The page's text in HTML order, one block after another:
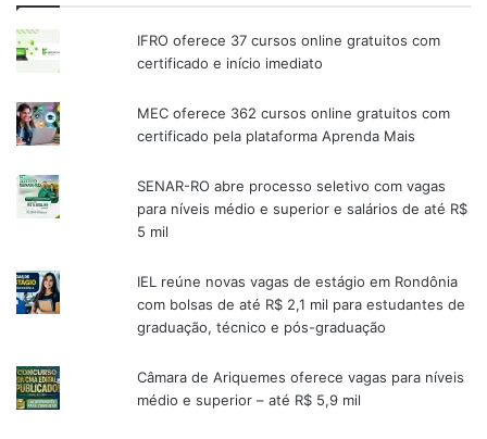
IFRO oferece 37 cursos online gratuitos com
certificado e início imediato
MEC oferece 362 cursos online gratuitos com
certificado pela plataforma Aprenda Mais
SENAR-RO abre processo seletivo com vagas
para níveis médio e superior e salários de até R$
5 mil
IEL reúne novas vagas de estágio em Rondônia
com bolsas de até R$ 2,1 mil para estudantes de
graduação, técnico e pós-graduação
Câmara de Ariquemes oferece vagas para níveis
médio e superior – até R$ 5,9 mil